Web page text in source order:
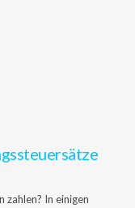
zahlen? In einigen